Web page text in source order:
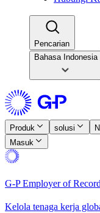
Pencarian​​
Bahasa Indonesia
Produk​​ solusi​​
Masuk​​
G-P Employer of
Kelola tenaga kerja